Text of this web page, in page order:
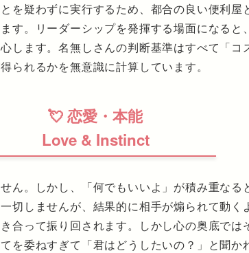
を疑わずに実行するため、都合の良い便利
す。リーダーシップを発揮する場面になる
します。名無しさんの判断基準はすべて「
られるかを無意識に計算しています。
💘 恋愛・本能
Love & Instinct
ん。しかし、「何でもいいよ」が積み重な
切しませんが、結果的に相手が煽られて動
合って振り回されます。しかし心の奥底で
を委ねすぎて「君はどうしたいの？」と聞